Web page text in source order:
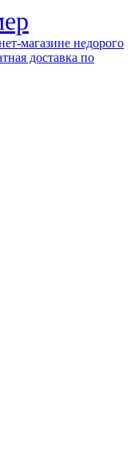
магазине недорого
доставка по